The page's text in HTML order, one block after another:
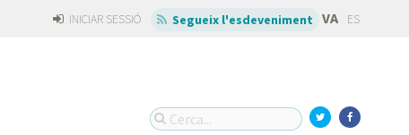
INICIAR SESSIÓ Segueix l'esdeveniment VA ES